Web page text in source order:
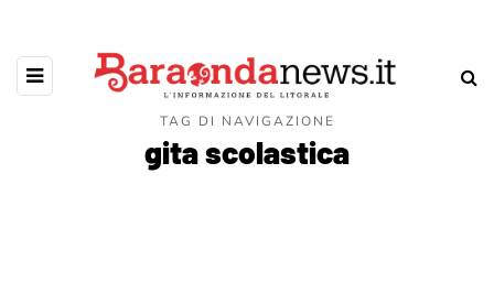
TAG DI NAVIGAZIONE
gita scolastica